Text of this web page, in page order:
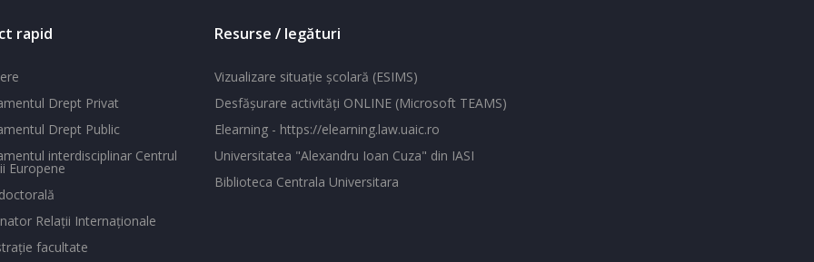
rapid
Drept Privat
Drept Public
interdisciplinar Centrul
Europene
Relaţii Internaţionale
facultate
Resurse / legături
Vizualizare situaţie şcolară (ESIMS)
Desfăşurare activităţi ONLINE (Microsoft TEAMS)
Elearning - https://elearning.law.uaic.ro
Universitatea "Alexandru Ioan Cuza" din IASI
Biblioteca Centrala Universitara